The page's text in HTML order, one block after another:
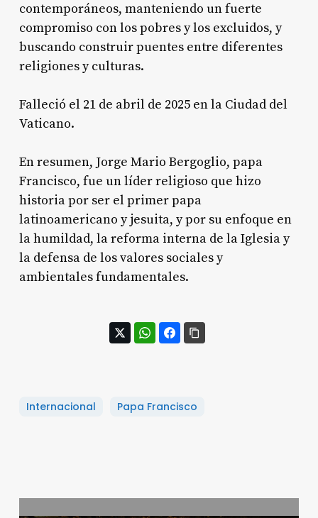
contemporáneos, manteniendo un fuerte
compromiso con los pobres y los excluidos, y
buscando construir puentes entre diferentes
religiones y culturas.
Falleció el 21 de abril de 2025 en la Ciudad del
Vaticano.
En resumen, Jorge Mario Bergoglio, papa
Francisco, fue un líder religioso que hizo
historia por ser el primer papa
latinoamericano y jesuita, y por su enfoque en
la humildad, la reforma interna de la Iglesia y
la defensa de los valores sociales y
ambientales fundamentales.
Internacional Papa Francisco